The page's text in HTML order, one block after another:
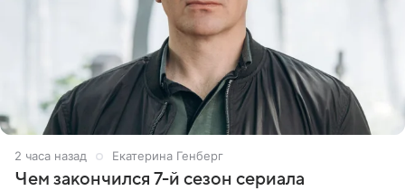
2 часа назад Екатерина Генберг
Чем закончился 7-й сезон сериала